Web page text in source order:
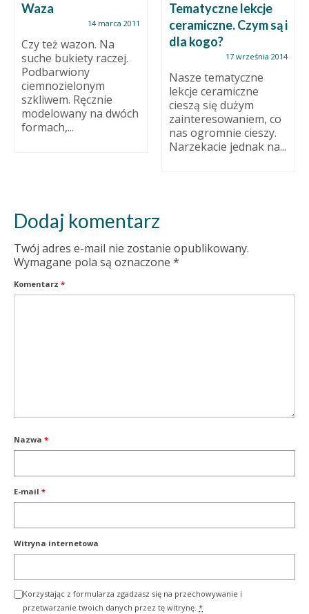
Waza
14 marca 2011
Czy też wazon. Na
suche bukiety raczej.
Podbarwiony
ciemnozielonym
szkliwem. Ręcznie
modelowany na dwóch
formach,...
Tematyczne lekcje
ceramiczne. Czym są i
dla kogo?
17 września 2014
Nasze tematyczne
lekcje ceramiczne
cieszą się dużym
zainteresowaniem, co
nas ogromnie cieszy.
Narzekacie jednak na...
Dodaj komentarz
Twój adres e-mail nie zostanie opublikowany.
Wymagane pola są oznaczone *
Komentarz *
Nazwa *
E-mail *
Witryna internetowa
Korzystając z formularza zgadzasz się na przechowywanie i
przetwarzanie twoich danych przez tę witrynę. *